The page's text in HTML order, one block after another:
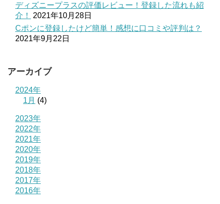
ディズニープラスの評価レビュー！登録した流れも紹
介！
2021年10月28日
Cポンに登録したけど簡単！感想に口コミや評判は？
2021年9月22日
アーカイブ
2024年
1月 (4)
2023年
2022年
2021年
2020年
2019年
2018年
2017年
2016年